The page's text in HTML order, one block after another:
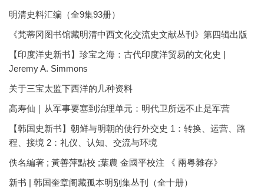
明清史料汇编（全9集93册）
《梵蒂冈图书馆藏明清中西文化交流史文献丛刊》第四辑出版
【印度洋史新书】珍宝之海：古代印度洋贸易的文化史 |
Jeremy A. Simmons
关于三宝太监下西洋的几种资料
高寿仙｜从军事要塞到治理单元：明代卫所远不止是军营
【韩国史新书】朝鲜与明朝的使行外交史 1：转换、运营、路
程、接境 2：礼仪、认知、交流与环境
佚名編著 ; 黃善萍點校 ;葉農 金國平校注 《 兩粵雜存》
新书 | 韩国奎章阁藏孤本明别集丛刊（全十册）